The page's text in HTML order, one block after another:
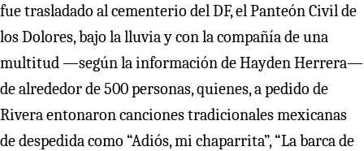
fue trasladado al cementerio del DF, el Panteón Civil de
los Dolores, bajo la lluvia y con la compañía de una
multitud —según la información de Hayden Herrera—
de alrededor de 500 personas, quienes, a pedido de
Rivera entonaron canciones tradicionales mexicanas
de despedida como “Adiós, mi chaparrita”, “La barca de